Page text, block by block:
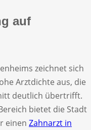
auf
zeichnet sich
Arztdichte aus, die
deutlich übertrifft.
bietet die Stadt
einen Zahnarzt in